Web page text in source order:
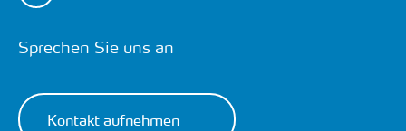
Sprechen Sie uns an
Kontakt aufnehmen